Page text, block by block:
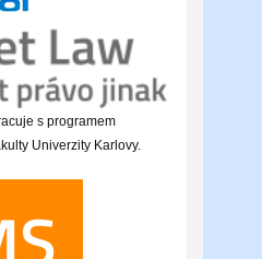
s programem
Univerzity Karlovy.